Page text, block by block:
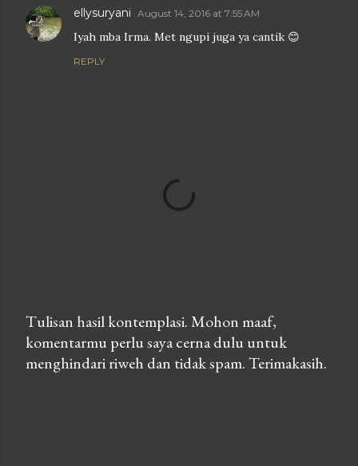
ellysuryani August 14, 2016 at 7:55 AM
Iyah mba Irma. Met ngupi juga ya cantik 😊
REPLY
P
o
Tulisan hasil kontemplasi. Mohon maaf,
komentarmu perlu saya cerna dulu untuk
menghindari riweh dan tidak spam. Terimakasih.